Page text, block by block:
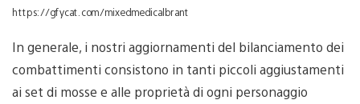
https://gfycat.com/mixedmedicalbrant
In generale, i nostri aggiornamenti del bilanciamento dei
combattimenti consistono in tanti piccoli aggiustamenti
ai set di mosse e alle proprietà di ogni personaggio